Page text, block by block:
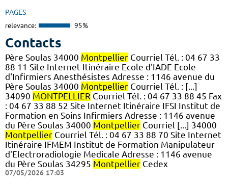
PAGES
relevance: 95%
Contacts
Père Soulas 34000 Montpellier Courriel Tél. : 04 67 33
88 11 Site Internet Itinéraire Ecole d'IADE Ecole
d'Infirmiers Anesthésistes Adresse : 1146 avenue du
Père Soulas 34000 Montpellier Courriel Tél. : [...]
34090 MONTPELLIER Courriel Tél. : 04 67 33 88 45 Fax
: 04 67 33 88 52 Site Internet Itinéraire IFSI Institut de
Formation en Soins Infirmiers Adresse : 1146 avenue
du Père Soulas 34000 Montpellier Courriel [...] 34000
Montpellier Courriel Tél. : 04 67 33 88 70 Site Internet
Itinéraire IFMEM Institut de Formation Manipulateur
d'Electroradiologie Medicale Adresse : 1146 avenue
du Père Soulas 34295 Montpellier Cedex
07/05/2026 17:03